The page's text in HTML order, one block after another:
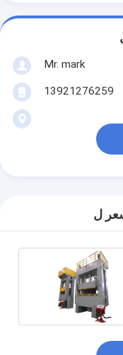
Mr. mark
13921276259
ل